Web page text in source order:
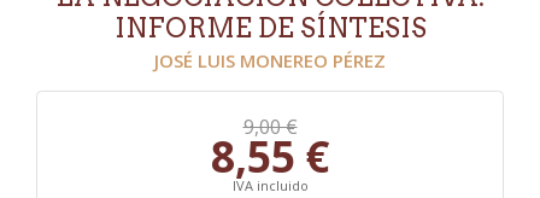
INFORME DE SÍNTESIS
JOSÉ LUIS MONEREO PÉREZ
9,00 €
8,55 €
IVA incluido